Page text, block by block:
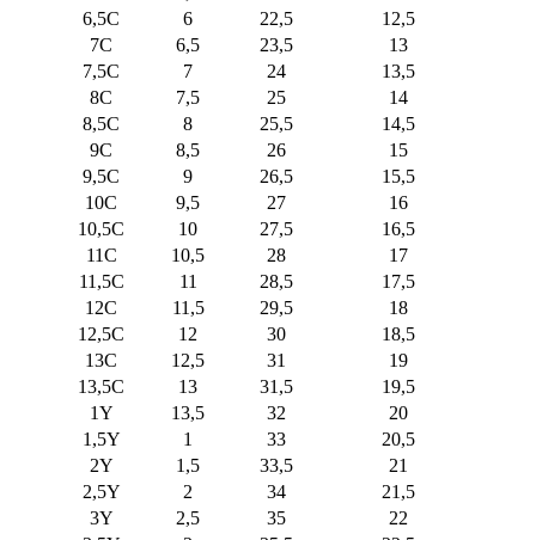
6,5C
6 22,5
12,5
7C
6,5 23,5
13
7,5C
7 24
13,5
8C
7,5 25
14
8,5C
8 25,5
14,5
9C
8,5 26
15
9,5C
9 26,5
15,5
10C
9,5 27
16
10,5C
10 27,5
16,5
11C
10,5 28
17
11,5C
11 28,5
17,5
12C
11,5 29,5
18
12,5C
12 30
18,5
13C
12,5 31
19
13,5C
13 31,5
19,5
1Y
13,5 32
20
1,5Y
1 33
20,5
2Y
1,5 33,5
21
2,5Y
2 34
21,5
3Y
2,5 35
22